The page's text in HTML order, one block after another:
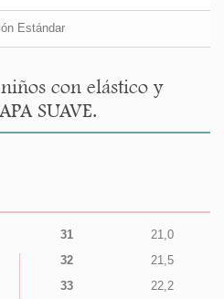
Estándar
con elástico y
SUAVE.
31
21,0
32
21,5
33
22,2